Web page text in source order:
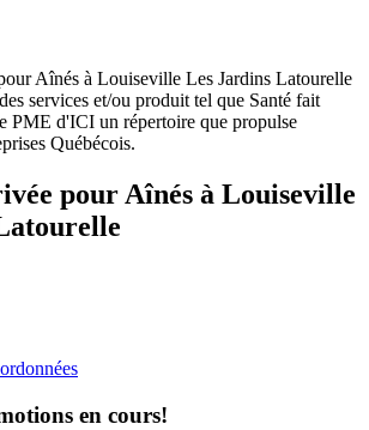
pour Aînés à Louiseville
en cours!